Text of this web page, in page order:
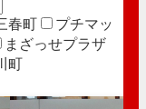
春町
プチマッ
まざっせプラザ
町